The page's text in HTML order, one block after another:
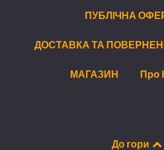
ПУБЛІЧНА
ДОСТАВКА ТА
МАГАЗИН Про
До гори